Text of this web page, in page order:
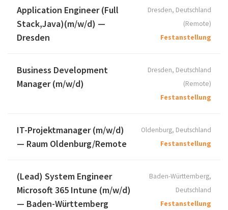
Application Engineer (Full
Stack,Java)(m/w/d) —
Dresden
Dresden, Deutschland
(Remote)
Festanstellung
Business Development
Manager (m/w/d)
Dresden, Deutschland
(Remote)
Festanstellung
IT-Projektmanager (m/w/d)
— Raum Oldenburg/Remote
Oldenburg, Deutschland
Festanstellung
(Lead) System Engineer
Microsoft 365 Intune (m/w/d)
— Baden-Württemberg
Baden-Württemberg,
Deutschland
Festanstellung